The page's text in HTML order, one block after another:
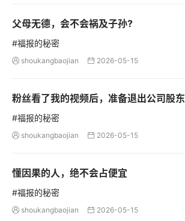
父母无德，会不会祸及子孙?
#福报的秘密
 shoukangbaojian  2026-05-15
粉丝看了我的视频后，准备退出公司股东
#福报的秘密
 shoukangbaojian  2026-05-15
懂因果的人，绝不会占便宜
#福报的秘密
 shoukangbaojian  2026-05-15